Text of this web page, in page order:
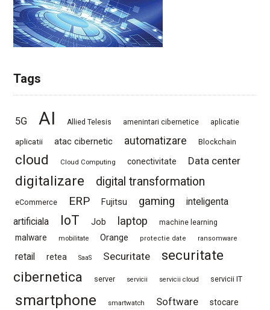
Tags
5G AI Allied Telesis amenintari cibernetice aplicatie
aplicatii atac cibernetic automatizare Blockchain
cloud Cloud Computing conectivitate Data center
digitalizare digital transformation
eCommerce ERP Fujitsu gaming
inteligenta
artificiala
IoT Job laptop machine learning
malware mobilitate Orange protectie date ransomware
retail retea SaaS Securitate
securitate
cibernetica
server servicii servicii cloud servicii IT
smartphone smartwatch Software stocare